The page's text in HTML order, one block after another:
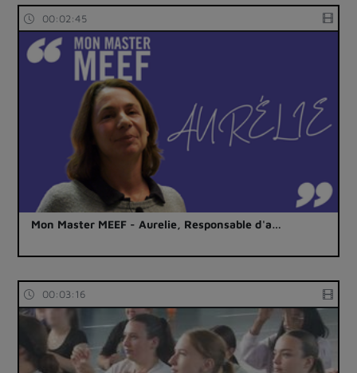
00:02:45
Mon Master MEEF - Aurelie, Responsable d'a…
00:03:16